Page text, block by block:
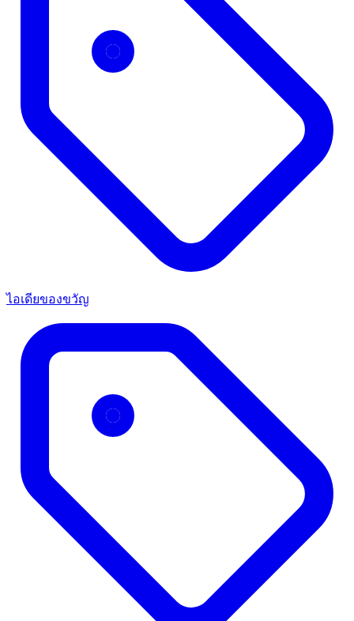
ไอเดียของขวัญ